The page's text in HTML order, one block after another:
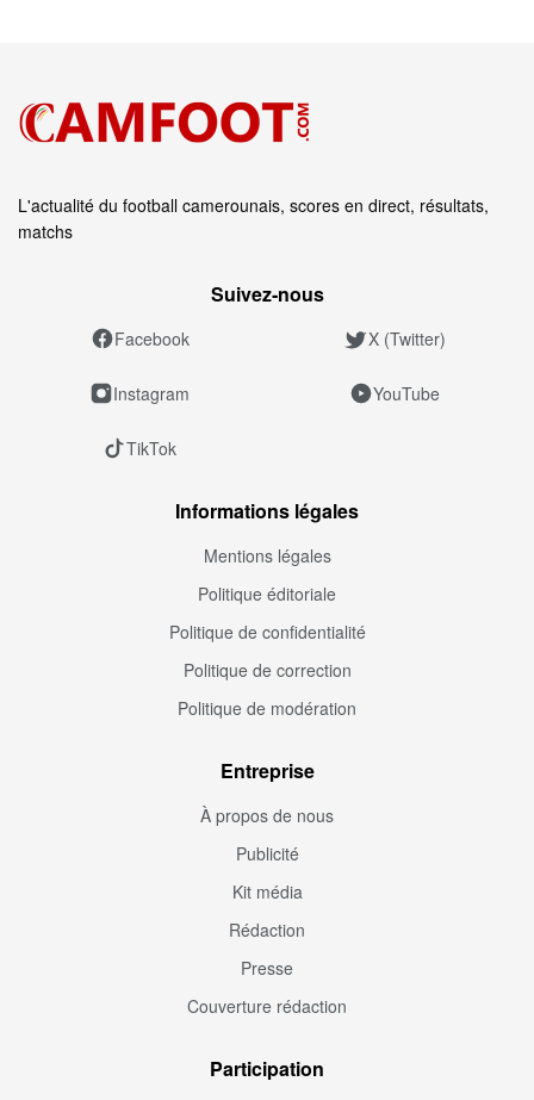
L'actualité du football camerounais, scores en direct, résultats,
matchs
Suivez‑nous
Facebook X (Twitter)
Instagram YouTube
TikTok
Informations légales
Mentions légales
Politique éditoriale
Politique de confidentialité
Politique de correction
Politique de modération
Entreprise
À propos de nous
Publicité
Kit média
Rédaction
Presse
Couverture rédaction
Participation